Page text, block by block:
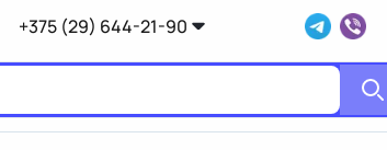
+375 (29) 644-21-90